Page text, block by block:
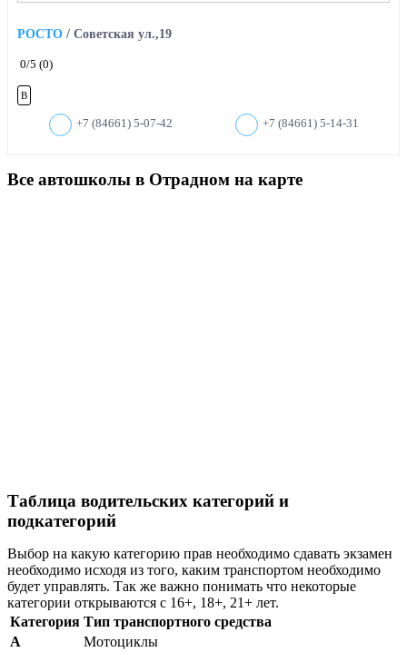
РОСТО / Советская ул.,19
0/5 (0)
B
+7 (84661) 5-07-42 +7 (84661) 5-14-31
Все автошколы в Отрадном на карте
Таблица водительских категорий и
подкатегорий
Выбор на какую категорию прав необходимо сдавать экзамен
необходимо исходя из того, каким транспортом необходимо
будет управлять. Так же важно понимать что некоторые
категории открываются с 16+, 18+, 21+ лет.
Категория Тип транспортного средства
А
Мотоциклы